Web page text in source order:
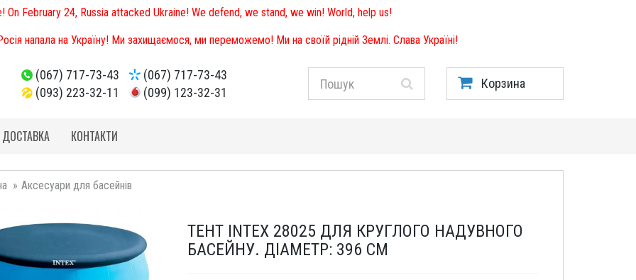
On February 24, Russia attacked Ukraine! We defend, we stand, we win! World, help us!
напала на Україну! Ми захищаємося, ми переможемо! Ми на своїй рідній Землі. Слава Україні!
(067) 717-73-43
(067) 717-73-43
(093) 223-32-11
(099) 123-32-31
Корзина
ДОСТАВКА КОНТАКТИ
Аксесуари для басейнів
ТЕНТ INTEX 28025 ДЛЯ КРУГЛОГО НАДУВНОГО
БАСЕЙНУ. ДІАМЕТР: 396 СМ